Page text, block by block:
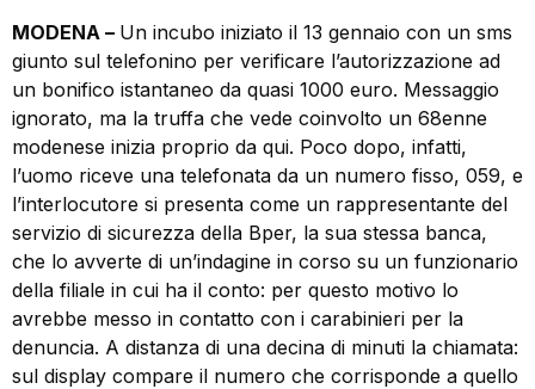
MODENA – Un incubo iniziato il 13 gennaio con un sms
giunto sul telefonino per verificare l’autorizzazione ad
un bonifico istantaneo da quasi 1000 euro. Messaggio
ignorato, ma la truffa che vede coinvolto un 68enne
modenese inizia proprio da qui. Poco dopo, infatti,
l’uomo riceve una telefonata da un numero fisso, 059, e
l’interlocutore si presenta come un rappresentante del
servizio di sicurezza della Bper, la sua stessa banca,
che lo avverte di un’indagine in corso su un funzionario
della filiale in cui ha il conto: per questo motivo lo
avrebbe messo in contatto con i carabinieri per la
denuncia. A distanza di una decina di minuti la chiamata:
sul display compare il numero che corrisponde a quello